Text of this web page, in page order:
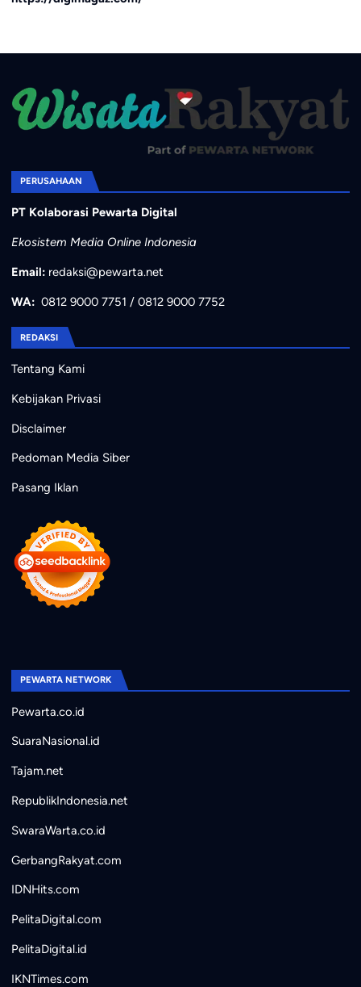
PERUSAHAAN
PT Kolaborasi Pewarta Digital
Ekosistem Media Online Indonesia
Email: redaksi@pewarta.net
WA: 0812 9000 7751 / 0812 9000 7752
REDAKSI
Tentang Kami
Kebijakan Privasi
Disclaimer
Pedoman Media Siber
Pasang Iklan
PEWARTA NETWORK
Pewarta.co.id
SuaraNasional.id
Tajam.net
RepublikIndonesia.net
SwaraWarta.co.id
GerbangRakyat.com
IDNHits.com
PelitaDigital.com
PelitaDigital.id
IKNTimes.com